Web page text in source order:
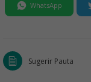
WhatsApp
Sugerir Pauta